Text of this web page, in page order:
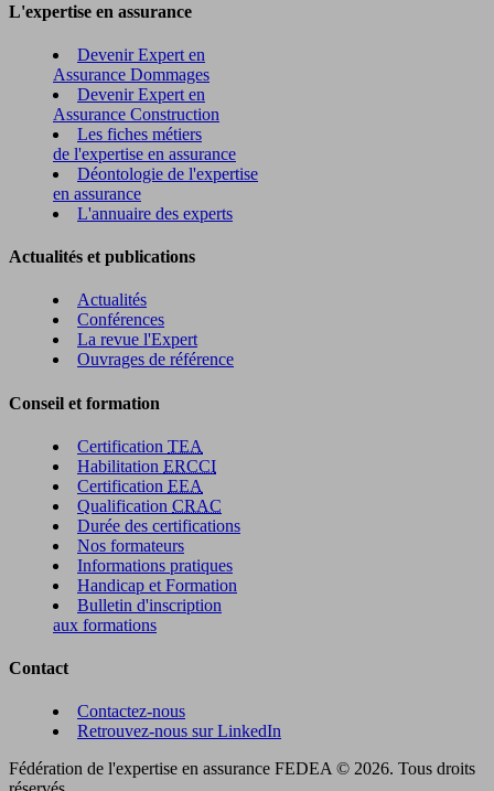
L'expertise en assurance
Devenir Expert en
Assurance Dommages
Devenir Expert en
Assurance Construction
Les fiches métiers
de l'expertise en assurance
Déontologie de l'expertise
en assurance
L'annuaire des experts
Actualités et publications
Actualités
Conférences
La revue l'Expert
Ouvrages de référence
Conseil et formation
Certification TEA
Habilitation ERCCI
Certification EEA
Qualification CRAC
Durée des certifications
Nos formateurs
Informations pratiques
Handicap et Formation
Bulletin d'inscription
aux formations
Contact
Contactez-nous
Retrouvez-nous sur LinkedIn
Fédération de l'expertise en assurance FEDEA © 2026. Tous droits